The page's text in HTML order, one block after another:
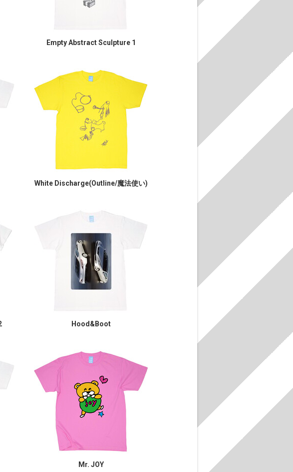
Empty Abstract Sculpture 1
White Discharge(Outline/魔法使い)
Hood&Boot
Mr. JOY